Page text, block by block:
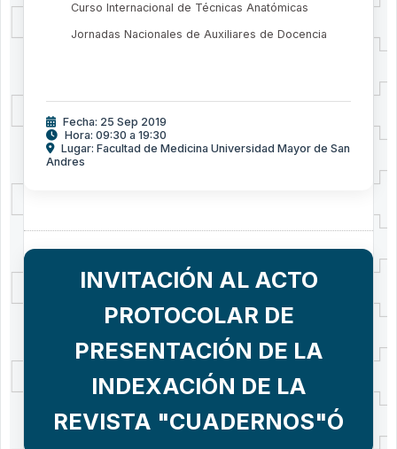
Curso Internacional de Técnicas Anatómicas
Jornadas Nacionales de Auxiliares de Docencia
Fecha: 25 Sep 2019
Hora: 09:30 a 19:30
Lugar: Facultad de Medicina Universidad Mayor de San
Andres
INVITACIÓN AL ACTO
PROTOCOLAR DE
PRESENTACIÓN DE LA
INDEXACIÓN DE LA
REVISTA "CUADERNOS"Ó